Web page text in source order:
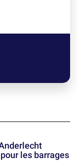
les barrages